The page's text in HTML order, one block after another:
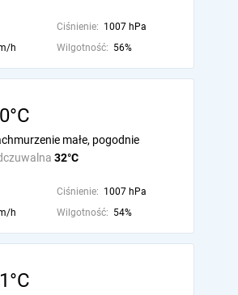
Ciśnienie: 1007 hPa
h Wilgotność: 56%
32°C
małe, pogodnie
Ciśnienie: 1007 hPa
h Wilgotność: 54%